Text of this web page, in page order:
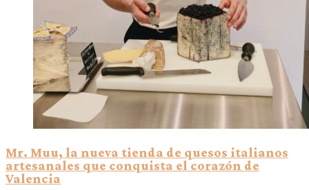
Mr. Muu, la nueva tienda de quesos italianos
artesanales que conquista el corazón de
Valencia